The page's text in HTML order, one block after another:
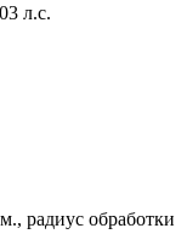
л.с.
радиус обработки